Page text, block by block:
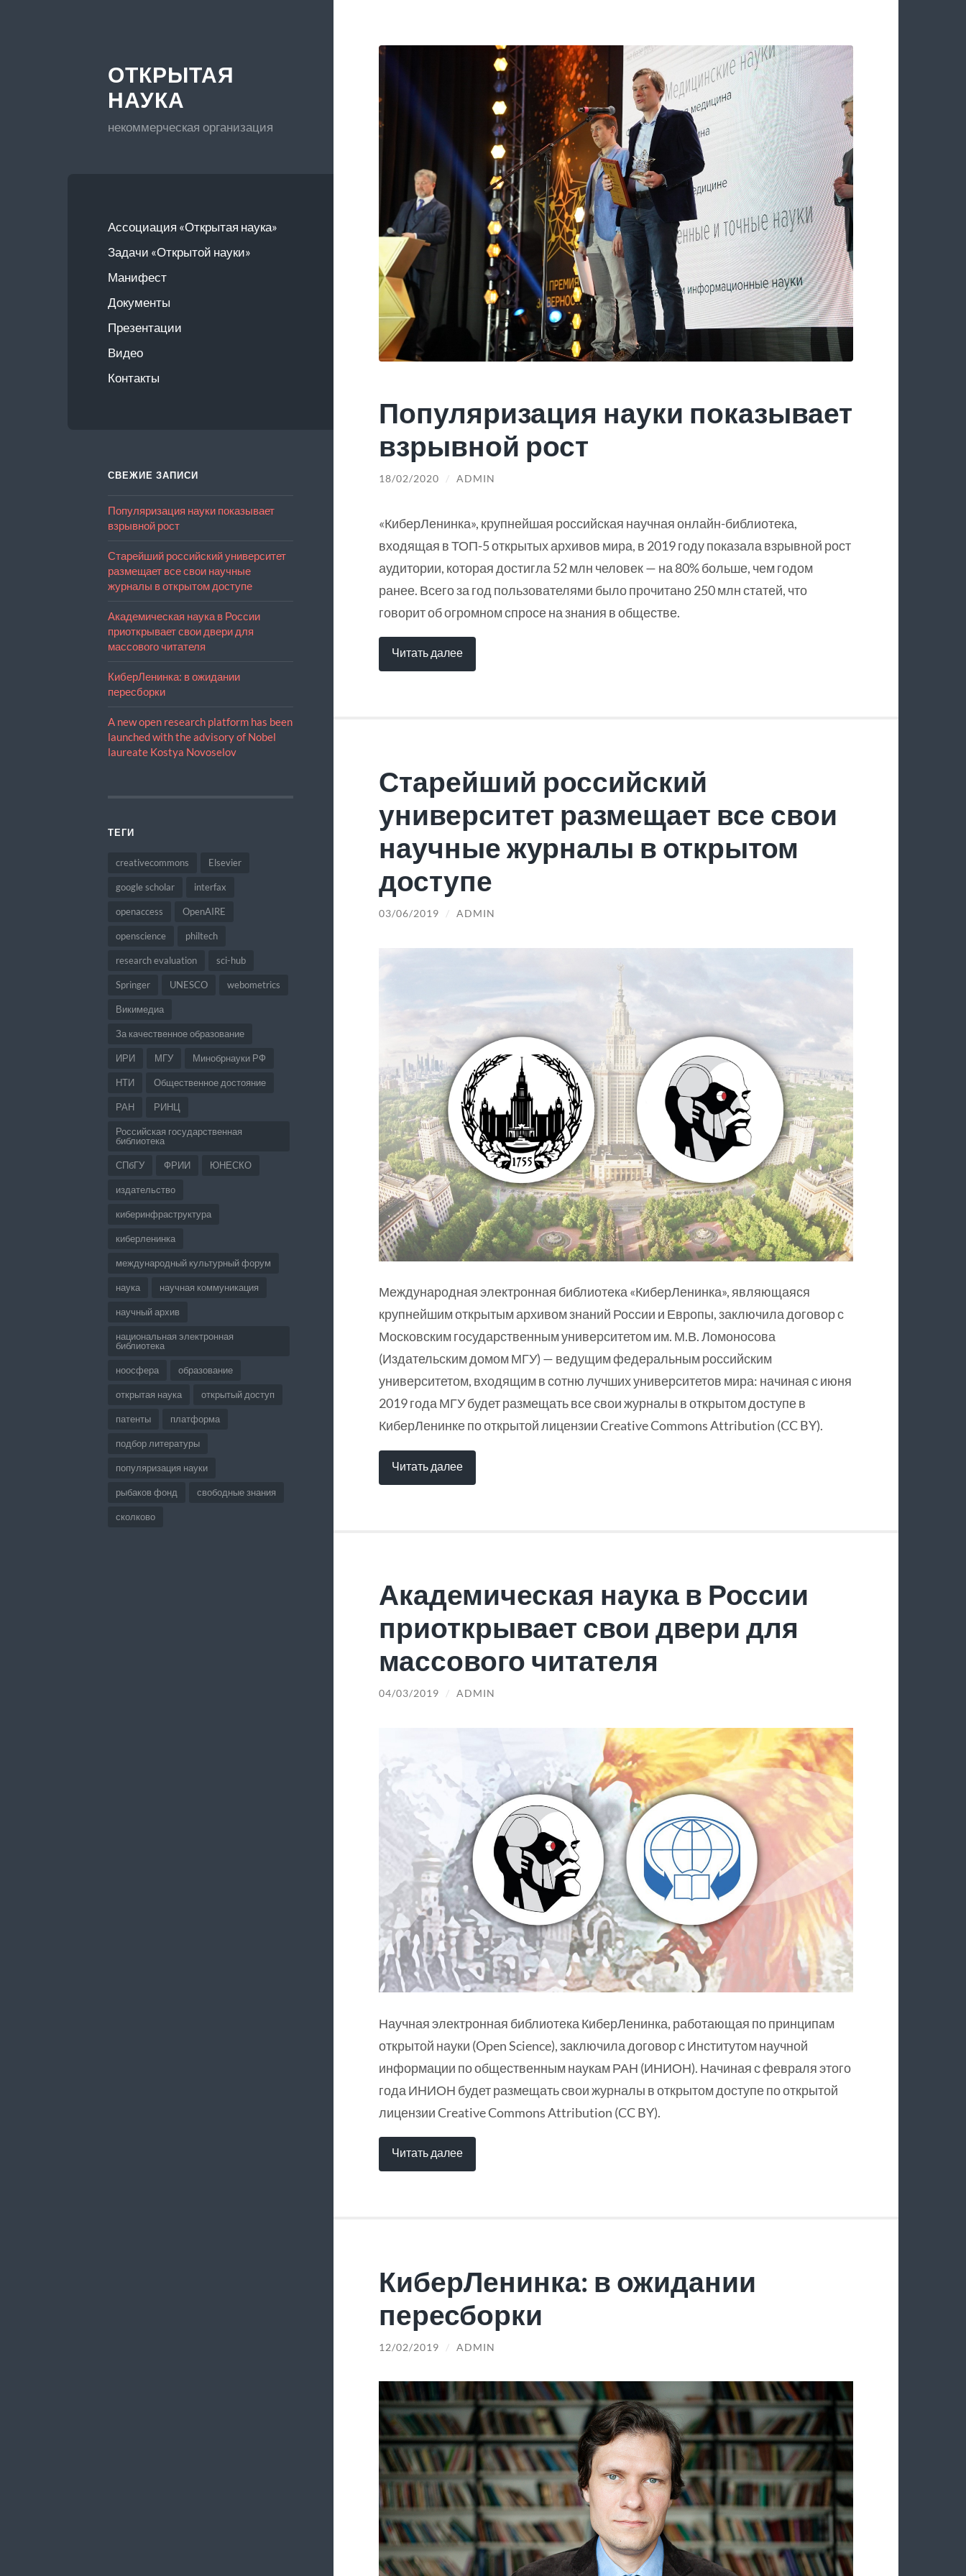
ОТКРЫТАЯ
НАУКА
некоммерческая организация
Ассоциация «Открытая наука»
Задачи «Открытой науки»
Манифест
Документы
Презентации
Видео
Контакты
СВЕЖИЕ ЗАПИСИ
Популяризация науки показывает
взрывной рост
Старейший российский университет
размещает все свои научные
журналы в открытом доступе
Академическая наука в России
приоткрывает свои двери для
массового читателя
КиберЛенинка: в ожидании
пересборки
A new open research platform has been
launched with the advisory of Nobel
laureate Kostya Novoselov
ТЕГИ
creativecommons Elsevier
google scholar interfax
openaccess OpenAIRE
openscience philtech
research evaluation sci-hub
Springer UNESCO webometrics
Викимедиа
За качественное образование
ИРИ МГУ Минобрнауки РФ
НТИ Общественное достояние
РАН РИНЦ
Российская государственная
библиотека
СПбГУ ФРИИ ЮНЕСКО
издательство
киберинфраструктура
киберленинка
международный культурный форум
наука научная коммуникация
научный архив
национальная электронная
библиотека
ноосфера образование
открытая наука открытый доступ
патенты платформа
подбор литературы
популяризация науки
рыбаков фонд свободные знания
сколково
Популяризация науки показывает
взрывной рост
18/02/2020 / ADMIN
«КиберЛенинка», крупнейшая российская научная онлайн-библиотека,
входящая в ТОП-5 открытых архивов мира, в 2019 году показала взрывной рост
аудитории, которая достигла 52 млн человек — на 80% больше, чем годом
ранее. Всего за год пользователями было прочитано 250 млн статей, что
говорит об огромном спросе на знания в обществе.
Читать далее
Старейший российский
университет размещает все свои
научные журналы в открытом
доступе
03/06/2019 / ADMIN
Международная электронная библиотека «КиберЛенинка», являющаяся
крупнейшим открытым архивом знаний России и Европы, заключила договор с
Московским государственным университетом им. М.В. Ломоносова
(Издательским домом МГУ) — ведущим федеральным российским
университетом, входящим в сотню лучших университетов мира: начиная с июня
2019 года МГУ будет размещать все свои журналы в открытом доступе в
КиберЛенинке по открытой лицензии Creative Commons Attribution (CC BY).
Читать далее
Академическая наука в России
приоткрывает свои двери для
массового читателя
04/03/2019 / ADMIN
Научная электронная библиотека КиберЛенинка, работающая по принципам
открытой науки (Open Science), заключила договор с Институтом научной
информации по общественным наукам РАН (ИНИОН). Начиная с февраля этого
года ИНИОН будет размещать свои журналы в открытом доступе по открытой
лицензии Creative Commons Attribution (CC BY).
Читать далее
КиберЛенинка: в ожидании
пересборки
12/02/2019 / ADMIN